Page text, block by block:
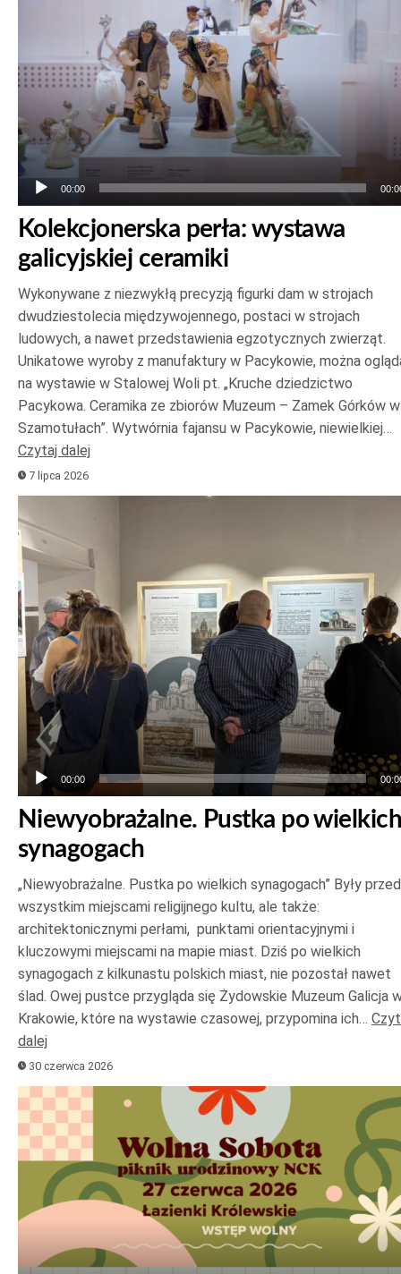
00:00
Kolekcjonerska perła: wystawa
galicyjskiej ceramiki
Wykonywane z niezwykłą precyzją figurki dam w strojach
dwudziestolecia międzywojennego, postaci w strojach
ludowych, a nawet przedstawienia egzotycznych zwierząt.
Unikatowe wyroby z manufaktury w Pacykowie, można
na wystawie w Stalowej Woli pt. „Kruche dziedzictwo
Pacykowa. Ceramika ze zbiorów Muzeum – Zamek Górków w
Szamotułach”. Wytwórnia fajansu w Pacykowie, niewielkiej…
Czytaj dalej
7 lipca 2026
plików
dźwiękowych
00:00
Niewyobrażalne. Pustka po wielkich
synagogach
„Niewyobrażalne. Pustka po wielkich synagogach” Były
wszystkim miejscami religijnego kultu, ale także:
architektonicznymi perłami, punktami orientacyjnymi i
kluczowymi miejscami na mapie miast. Dziś po wielkich
synagogach z kilkunastu polskich miast, nie pozostał nawet
ślad. Owej pustce przygląda się Żydowskie Muzeum Galicja
Krakowie, które na wystawie czasowej, przypomina ich…
dalej
30 czerwca 2026
Odtwarzacz
plików
dźwiękowych